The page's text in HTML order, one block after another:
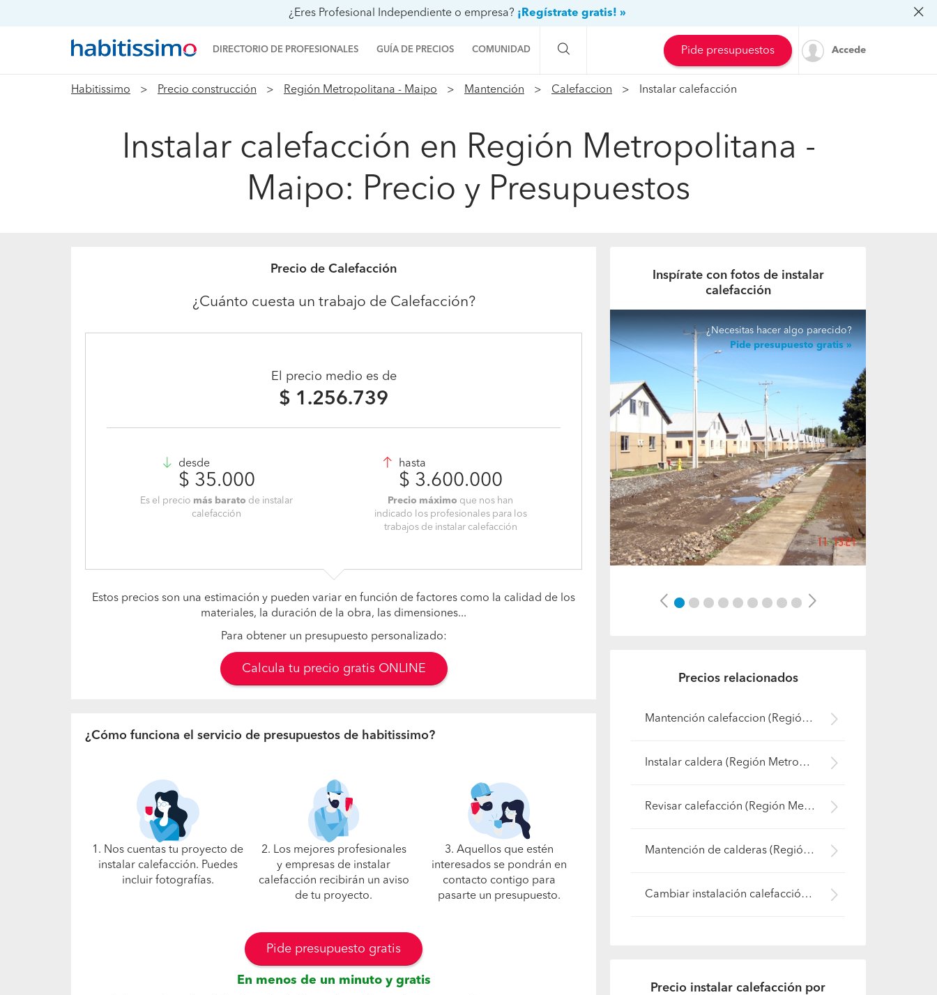
¿Eres Profesional Independiente o empresa? ¡Regístrate gratis! »
DIRECTORIO DE PROFESIONALES GUÍA DE PRECIOS COMUNIDAD
Preguntas a la comunidad
Galería de fotos
Procenter
Pide presupuestos Accede
Habitissimo Precio construcción Región Metropolitana - Maipo Mantención Calefaccion Instalar calefacción
Instalar calefacción en Región Metropolitana -
Maipo: Precio y Presupuestos
Precio de Calefacción
¿Cuánto cuesta un trabajo de Calefacción?
El precio medio es de
$ 1.256.739
desde
$ 35.000
Es el precio más barato de instalar
calefacción
hasta
$ 3.600.000
Precio máximo que nos han
indicado los profesionales para los
trabajos de instalar calefacción
Estos precios son una estimación y pueden variar en función de factores como la calidad de los
materiales, la duración de la obra, las dimensiones...
Para obtener un presupuesto personalizado:
Calcula tu precio gratis ONLINE
¿Cómo funciona el servicio de presupuestos de habitissimo?
1. Nos cuentas tu proyecto de
instalar calefacción. Puedes
incluir fotografías.
2. Los mejores profesionales
y empresas de instalar
calefacción recibirán un aviso
de tu proyecto.
3. Aquellos que estén
interesados se pondrán en
contacto contigo para
pasarte un presupuesto.
Pide presupuesto gratis
En menos de un minuto y gratis
Inspírate con fotos de instalar
calefacción
¿Necesitas hacer algo parecido?
Pide presupuesto gratis
Previous Next
Precios relacionados
Mantención calefaccion (Región Metropolitana - Maipo)
Instalar caldera (Región Metropolitana - Maipo)
Revisar calefacción (Región Metropolitana - Maipo)
Mantención de calderas (Región Metropolitana - Maipo)
Cambiar instalación calefacción (Región Metropolitana - Maipo)
Precio instalar calefacción por